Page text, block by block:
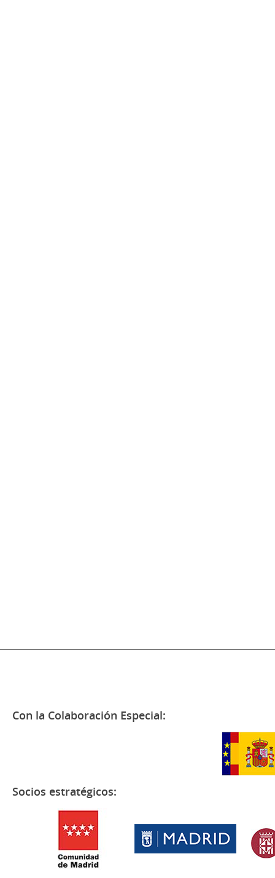
Con la Colaboración Especial:
Socios estratégicos: